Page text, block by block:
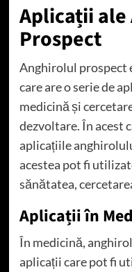
Aplicații
Prospect
Anghirolul prospect
care are o serie de
medicină și
dezvoltare. În acest
aplicațiile
acestea pot fi
sănătatea,
Aplicații în
În medicină,
aplicații care pot fi